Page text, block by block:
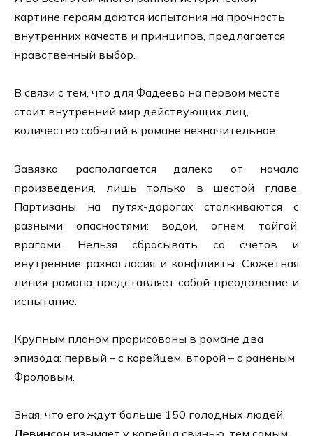
картине героям даются испытания на прочность
внутренних качеств и принципов, предлагается
нравственный выбор.
В связи с тем, что для Фадеева на первом месте
стоит внутренний мир действующих лиц,
количество событий в романе незначительное.
Завязка располагается далеко от начала
произведения, лишь только в шестой главе.
Партизаны на путях-дорогах сталкиваются с
разными опасностями: водой, огнем, тайгой,
врагами. Нельзя сбрасывать со счетов и
внутренние разногласия и конфликты. Сюжетная
линия романа представляет собой преодоление и
испытание.
Крупным планом прорисованы в романе два
эпизода: первый – с корейцем, второй – с раненым
Фроловым.
Зная, что его ждут больше 150 голодных людей,
Левинсон изымает у корейца свинью, тем самым